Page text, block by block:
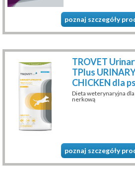
poznaj szczegóły
TROVET
TPlus
CHICKEN dla
Dieta weterynaryjna
nerkową
poznaj szczegóły